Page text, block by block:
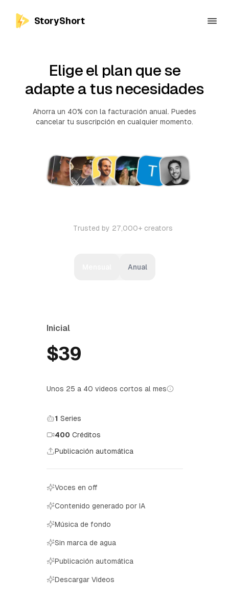
StoryShort
Elige el plan que se
adapte a tus necesidades
Ahorra un 40% con la facturación anual. Puedes
cancelar tu suscripción en cualquier momento.
Trusted by 27,000+ creators
Anual
Inicial
$39
Unos 25 a 40 videos cortos al mes
1 Series
400 Créditos
Publicación automática
Voces en off
Contenido generado por IA
Música de fondo
Sin marca de agua
Publicación automática
Descargar Videos